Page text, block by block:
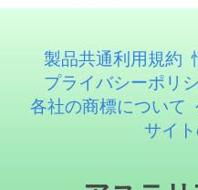
製品共通利用規約
プライバシーポリ
各社の商標について
サイ